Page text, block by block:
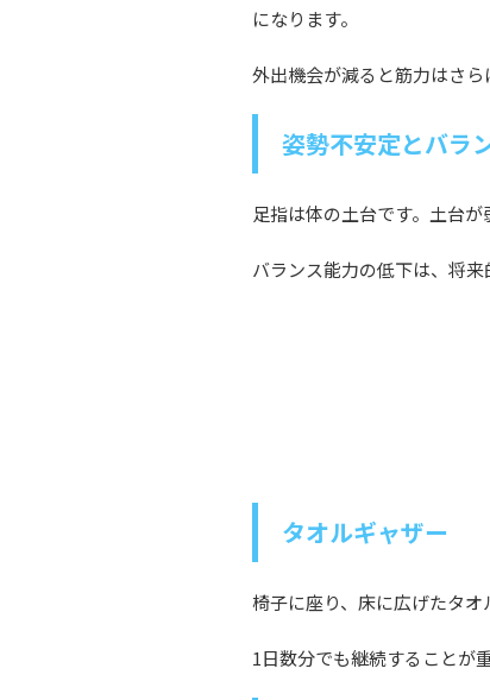
になります。
外出機会が減ると筋力はさら
姿勢不安定とバラ
足指は体の土台です。土台
バランス能力の低下は、将
タオルギャザー
椅子に座り、床に広げたタオ
1日数分でも継続することが